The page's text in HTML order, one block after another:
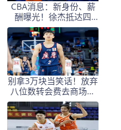
CBA消息：新身份、薪
酬曝光！徐杰抵达四
川，正式签约新合同，
黄金导师身份曝光
别拿3万块当笑话！放弃
八位数转会费去商场赚
底薪，徐杰实在清醒